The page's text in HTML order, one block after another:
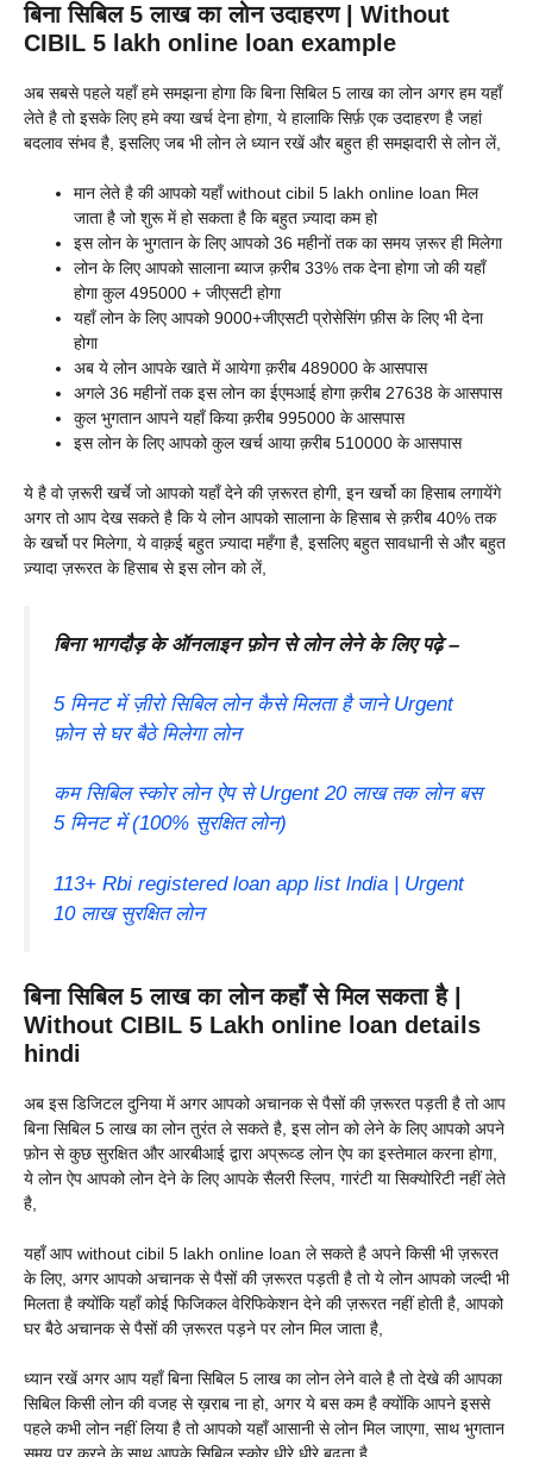
बिना सिबिल 5 लाख का लोन उदाहरण | Without
CIBIL 5 lakh online loan example
अब सबसे पहले यहाँ हमे समझना होगा कि बिना सिबिल 5 लाख का लोन अगर हम यहाँ
लेते है तो इसके लिए हमे क्या खर्च देना होगा, ये हालाकि सिर्फ़ एक उदाहरण है जहां
बदलाव संभव है, इसलिए जब भी लोन ले ध्यान रखें और बहुत ही समझदारी से लोन लें,
मान लेते है की आपको यहाँ without cibil 5 lakh online loan मिल
जाता है जो शुरू में हो सकता है कि बहुत ज़्यादा कम हो
इस लोन के भुगतान के लिए आपको 36 महीनों तक का समय ज़रूर ही मिलेगा
लोन के लिए आपको सालाना ब्याज क़रीब 33% तक देना होगा जो की यहाँ
होगा कुल 495000 + जीएसटी होगा
यहाँ लोन के लिए आपको 9000+जीएसटी प्रोसेसिंग फ़ीस के लिए भी देना
होगा
अब ये लोन आपके खाते में आयेगा क़रीब 489000 के आसपास
अगले 36 महीनों तक इस लोन का ईएमआई होगा क़रीब 27638 के आसपास
कुल भुगतान आपने यहाँ किया क़रीब 995000 के आसपास
इस लोन के लिए आपको कुल खर्च आया क़रीब 510000 के आसपास
ये है वो ज़रूरी खर्चे जो आपको यहाँ देने की ज़रूरत होगी, इन खर्चो का हिसाब लगायेंगे
अगर तो आप देख सकते है कि ये लोन आपको सालाना के हिसाब से क़रीब 40% तक
के खर्चो पर मिलेगा, ये वाक़ई बहुत ज़्यादा महँगा है, इसलिए बहुत सावधानी से और बहुत
ज़्यादा ज़रूरत के हिसाब से इस लोन को लें,
बिना भागदौड़ के ऑनलाइन फ़ोन से लोन लेने के लिए पढ़े –
5 मिनट में ज़ीरो सिबिल लोन कैसे मिलता है जाने Urgent
फ़ोन से घर बैठे मिलेगा लोन
कम सिबिल स्कोर लोन ऐप से Urgent 20 लाख तक लोन बस
5 मिनट में (100% सुरक्षित लोन)
113+ Rbi registered loan app list lndia | Urgent
10 लाख सुरक्षित लोन
बिना सिबिल 5 लाख का लोन कहाँ से मिल सकता है |
Without CIBIL 5 Lakh online loan details
hindi
अब इस डिजिटल दुनिया में अगर आपको अचानक से पैसों की ज़रूरत पड़ती है तो आप
बिना सिबिल 5 लाख का लोन तुरंत ले सकते है, इस लोन को लेने के लिए आपको अपने
फ़ोन से कुछ सुरक्षित और आरबीआई द्वारा अप्रूव्ड लोन ऐप का इस्तेमाल करना होगा,
ये लोन ऐप आपको लोन देने के लिए आपके सैलरी स्लिप, गारंटी या सिक्योरिटी नहीं लेते
है,
यहाँ आप without cibil 5 lakh online loan ले सकते है अपने किसी भी ज़रूरत
के लिए, अगर आपको अचानक से पैसों की ज़रूरत पड़ती है तो ये लोन आपको जल्दी भी
मिलता है क्योंकि यहाँ कोई फिजिकल वेरिफिकेशन देने की ज़रूरत नहीं होती है, आपको
घर बैठे अचानक से पैसों की ज़रूरत पड़ने पर लोन मिल जाता है,
ध्यान रखें अगर आप यहाँ बिना सिबिल 5 लाख का लोन लेने वाले है तो देखे की आपका
सिबिल किसी लोन की वजह से ख़राब ना हो, अगर ये बस कम है क्योंकि आपने इससे
पहले कभी लोन नहीं लिया है तो आपको यहाँ आसानी से लोन मिल जाएगा, साथ भुगतान